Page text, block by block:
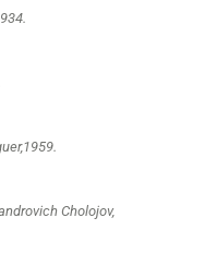
1959.
Cholojov,